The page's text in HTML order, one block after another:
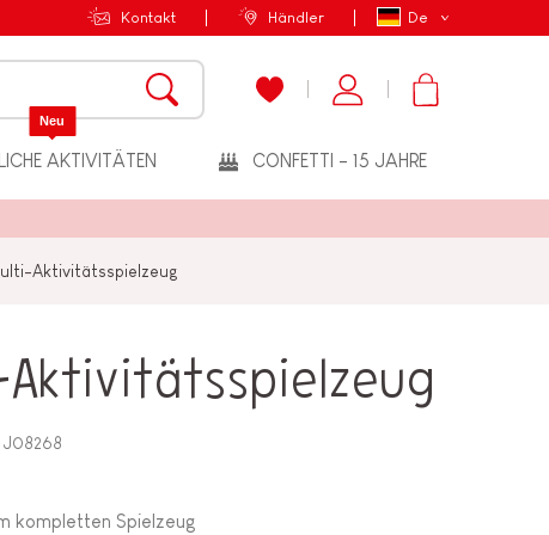
De
Kontakt Händler
AKTIVITÄTEN
Neu
CONFETTI - 15 JAHRE
Aktivitätsspielzeug
J08268
kompletten Spielzeug